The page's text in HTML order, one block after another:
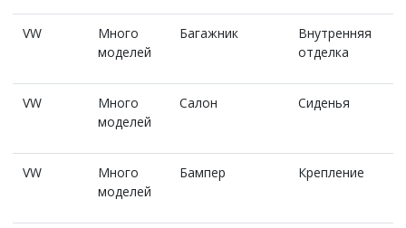
VW
Много
моделей
Багажник
Внутренняя
отделка
VW
Много
моделей
Салон Сиденья
VW
Много
моделей
Бампер Крепление